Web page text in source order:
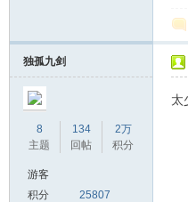
独孤九剑
8
主题
134
回帖
2万
积分
游客
积分
25807
太